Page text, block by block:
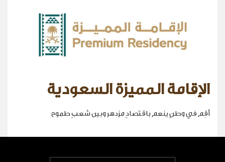
الإقامة المميزة السعودية
أقِم في وطنٍ ينعم باقتصادٍ مزدهر وبين شعبٍ طموح